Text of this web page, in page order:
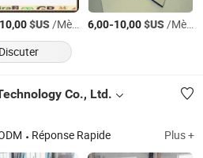
$US/Mètre Carré 6,00-10,00$US/Mètre Carré
Discuter
Co., Ltd.
Réponse Rapide Plus +